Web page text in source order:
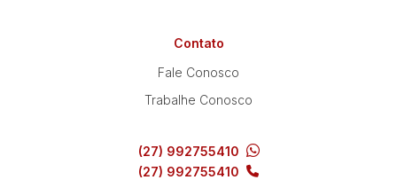
Contato
Fale Conosco
Trabalhe Conosco
(27) 992755410
(27) 992755410